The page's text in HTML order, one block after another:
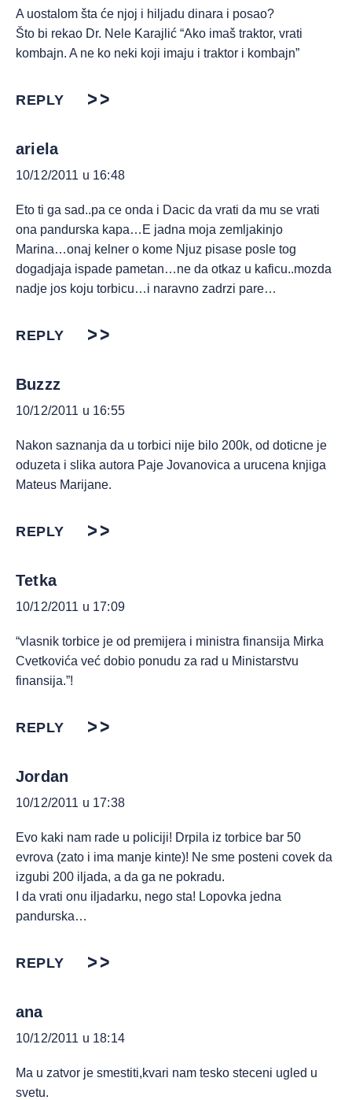
A uostalom šta će njoj i hiljadu dinara i posao?
Što bi rekao Dr. Nele Karajlić “Ako imaš traktor, vrati
kombajn. A ne ko neki koji imaju i traktor i kombajn”
REPLY
ariela
10/12/2011 u 16:48
Eto ti ga sad..pa ce onda i Dacic da vrati da mu se vrati
ona pandurska kapa…E jadna moja zemljakinjo
Marina…onaj kelner o kome Njuz pisase posle tog
dogadjaja ispade pametan…ne da otkaz u kaficu..mozda
nadje jos koju torbicu…i naravno zadrzi pare…
REPLY
Buzzz
10/12/2011 u 16:55
Nakon saznanja da u torbici nije bilo 200k, od doticne je
oduzeta i slika autora Paje Jovanovica a urucena knjiga
Mateus Marijane.
REPLY
Tetka
10/12/2011 u 17:09
“vlasnik torbice je od premijera i ministra finansija Mirka
Cvetkovića već dobio ponudu za rad u Ministarstvu
finansija.”!
REPLY
Jordan
10/12/2011 u 17:38
Evo kaki nam rade u policiji! Drpila iz torbice bar 50
evrova (zato i ima manje kinte)! Ne sme posteni covek da
izgubi 200 iljada, a da ga ne pokradu.
I da vrati onu iljadarku, nego sta! Lopovka jedna
pandurska…
REPLY
ana
10/12/2011 u 18:14
Ma u zatvor je smestiti,kvari nam tesko steceni ugled u
svetu.